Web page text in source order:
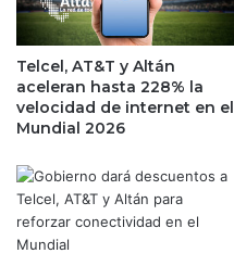
n
a
s
ú
b
l
i
n
n
M
é
x
c
o
s
u
Telcel, AT&T y Altán
aceleran hasta 228% la
velocidad de internet en el
Mundial 2026